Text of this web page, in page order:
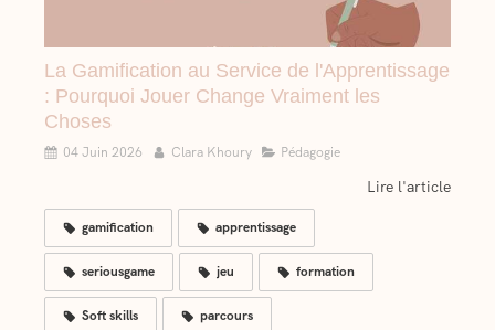
La Gamification au Service de l'Apprentissage
: Pourquoi Jouer Change Vraiment les
Choses
04 Juin 2026 Clara Khoury Pédagogie
Lire l'article
gamification apprentissage
seriousgame jeu formation
Soft skills parcours